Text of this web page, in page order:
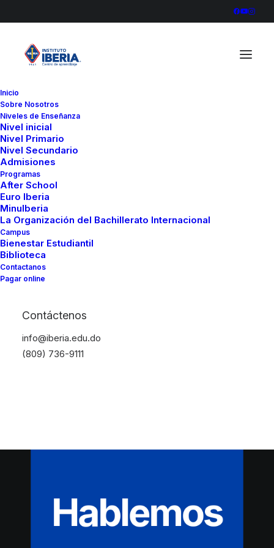
Inicio
Sobre Nosotros
Niveles de Enseñanza
Nivel inicial
Nivel Primario
Nivel Secundario
Admisiones
Programas
After School
Euro Iberia
MinuIberia
La Organización del Bachillerato Internacional
Campus
Bienestar Estudiantil
Biblioteca
Contactanos
Pagar online
Contáctenos
info@iberia.edu.do
(809) 736-9111
Un día de Ciencia Divertida en el Instituto Iberia
Hablemos